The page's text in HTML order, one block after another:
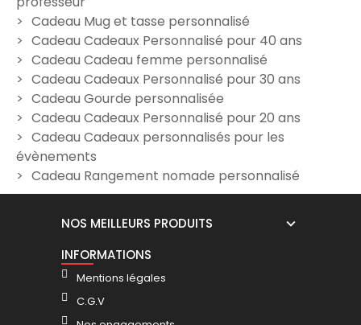
personnalisée – Modèle
Initiale
19,90 €
logo
13,41 €
Cadeau Mug et tasse personnalisé
Cadeau Cadeaux Personnalisé pour 40 ans
Cadeau Cadeau femme personnalisé
Cadeau Cadeaux Personnalisé pour 30 ans
Cadeau Gourde personnalisée
Cadeau Cadeaux Personnalisé pour 20 ans
Cadeau Cadeaux personnalisés pour les
évènements
Cadeau Rangement nomade personnalisé
NOS MEILLEURS PRODUITS
INFORMATIONS
Mentions légales
C.G.V